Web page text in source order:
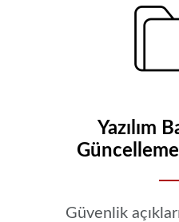
Yazılım
Güvenlik